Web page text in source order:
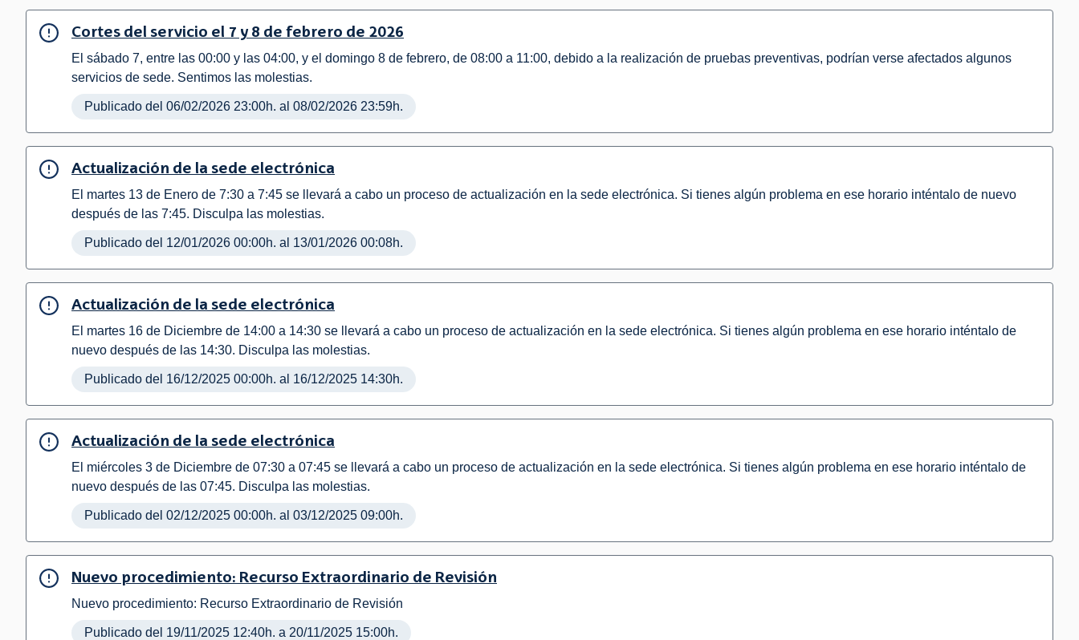
Cortes del servicio el 7 y 8 de febrero de 2026
El sábado 7, entre las 00:00 y las 04:00, y el domingo 8 de febrero, de 08:00 a 11:00, debido a la realización de pruebas preventivas, podrían verse afectados algunos
servicios de sede. Sentimos las molestias.
Publicado del 06/02/2026 23:00h. al 08/02/2026 23:59h.
Actualización de la sede electrónica
El martes 13 de Enero de 7:30 a 7:45 se llevará a cabo un proceso de actualización en la sede electrónica. Si tienes algún problema en ese horario inténtalo de nuevo
después de las 7:45. Disculpa las molestias.
Publicado del 12/01/2026 00:00h. al 13/01/2026 00:08h.
Actualización de la sede electrónica
El martes 16 de Diciembre de 14:00 a 14:30 se llevará a cabo un proceso de actualización en la sede electrónica. Si tienes algún problema en ese horario inténtalo de
nuevo después de las 14:30. Disculpa las molestias.
Publicado del 16/12/2025 00:00h. al 16/12/2025 14:30h.
Actualización de la sede electrónica
El miércoles 3 de Diciembre de 07:30 a 07:45 se llevará a cabo un proceso de actualización en la sede electrónica. Si tienes algún problema en ese horario inténtalo de
nuevo después de las 07:45. Disculpa las molestias.
Publicado del 02/12/2025 00:00h. al 03/12/2025 09:00h.
Nuevo procedimiento: Recurso Extraordinario de Revisión
Nuevo procedimiento: Recurso Extraordinario de Revisión
Publicado del 19/11/2025 12:40h. a 20/11/2025 15:00h.